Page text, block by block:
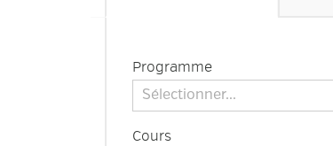
Programme
Sélectionner...
Cours